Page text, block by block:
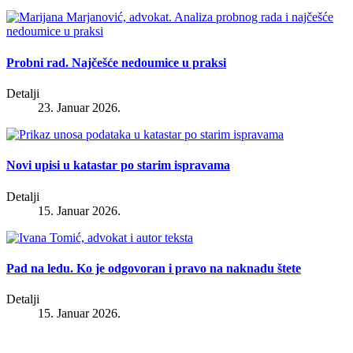
Probni rad. Najčešće nedoumice u praksi
Detalji
23. Januar 2026.
Novi upisi u katastar po starim ispravama
Detalji
15. Januar 2026.
Pad na ledu. Ko je odgovoran i pravo na naknadu štete
Detalji
15. Januar 2026.